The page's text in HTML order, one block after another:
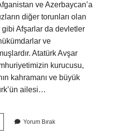
ve Azerbaycan’a
diğer torunları olan
gibi Afşarlar da devletler
ve
Atatürk Avşar
kurucusu,
kahramanı ve büyük
ailesi…
Yorum Bırak